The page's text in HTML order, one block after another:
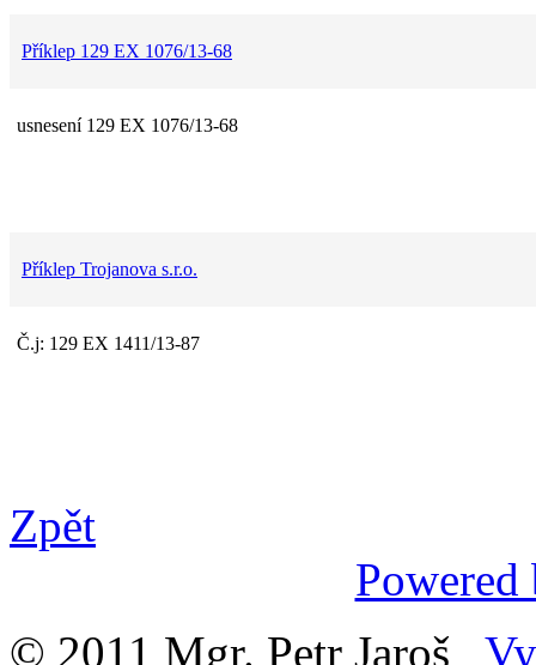
Příklep 129 EX 1076/13-68
usnesení 129 EX 1076/13-68
Příklep Trojanova s.r.o.
Č.j: 129 EX 1411/13-87
Zpět
© 2011 Mgr. Petr Jaroš